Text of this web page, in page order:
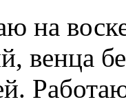
на
венца